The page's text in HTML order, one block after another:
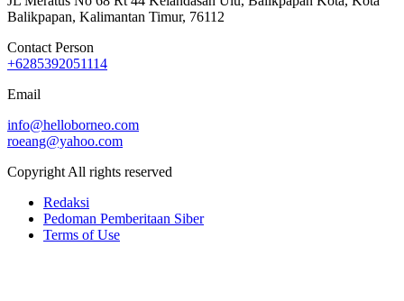
Balikpapan, Kalimantan Timur, 76112
Contact Person
+6285392051114
Email
info@helloborneo.com
roeang@yahoo.com
Copyright All rights reserved
Redaksi
Pedoman Pemberitaan Siber
Terms of Use